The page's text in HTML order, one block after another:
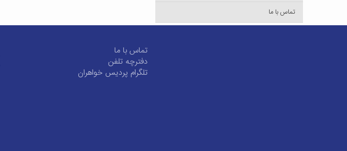
تماس با ما
تماس با ما
دفترچه تلفن
تلگرام پردیس خواهران